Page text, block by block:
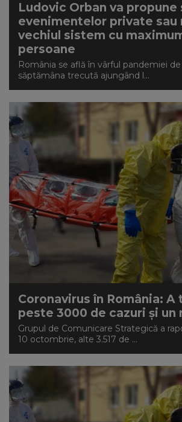
Ludovic Orban va propune
evenimentelor private sau
vechiul sistem cu
persoane
România se află în vârful pandemiei
săptămâna trecută ajungând l...
Coronavirus în România: A
peste 3000 de cazuri și un
Grupul de Comunicare Strategică a
10 octombrie, alte 3.517 de ...